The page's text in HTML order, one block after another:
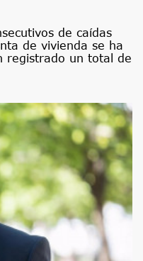
de caídas
de vivienda se ha
registrado un total de